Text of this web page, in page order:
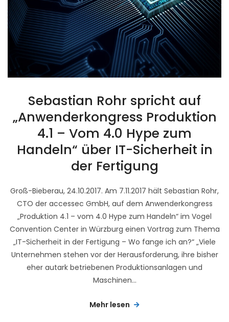
Sebastian Rohr spricht auf
„Anwenderkongress Produktion
4.1 – Vom 4.0 Hype zum
Handeln“ über IT-Sicherheit in
der Fertigung
Groß-Bieberau, 24.10.2017. Am 7.11.2017 hält Sebastian Rohr,
CTO der accessec GmbH, auf dem Anwenderkongress
„Produktion 4.1 – vom 4.0 Hype zum Handeln“ im Vogel
Convention Center in Würzburg einen Vortrag zum Thema
„IT-Sicherheit in der Fertigung – Wo fange ich an?“ „Viele
Unternehmen stehen vor der Herausforderung, ihre bisher
eher autark betriebenen Produktionsanlagen und
Maschinen...
Mehr lesen